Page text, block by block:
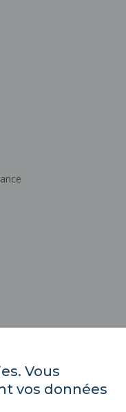
Vous
vos données